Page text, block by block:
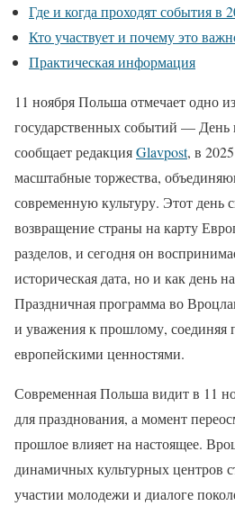
Где и когда проходят события в
Кто участвует и почему это
Практическая информация
11 ноября Польша отмечает одно
государственных событий — День
сообщает редакцияGlavpost, в
масштабные торжества,
современную культуру. Этот день
возвращение страны на карту
разделов, и сегодня он
историческая дата, но и как день
Праздничная программа во
и уважения к прошлому, соединяя
европейскими ценностями.
Современная Польша видит в 11
для празднования, а момент
прошлое влияет на настоящее.
динамичных культурных центров
участии молодежи и диалоге